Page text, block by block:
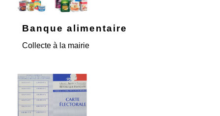
Banque alimentaire
Collecte à la mairie